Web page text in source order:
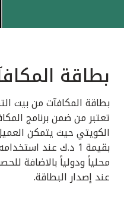
بطاقة
بطاقة المكافآت من بيت
تعتبر من ضمن برنامج
بقيمة 1 د.ك عند
عند إصدار البطاقة.